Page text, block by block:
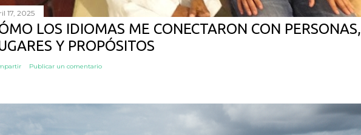
17, 2025
LOS IDIOMAS ME CONECTARON CON PERSONAS,
Y PROPÓSITOS
Publicar un comentario